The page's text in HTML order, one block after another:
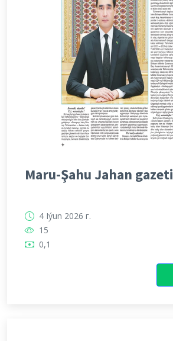
Maru-Şahu Jahan gazeti
4 Iýun 2026 г.
15
0,1